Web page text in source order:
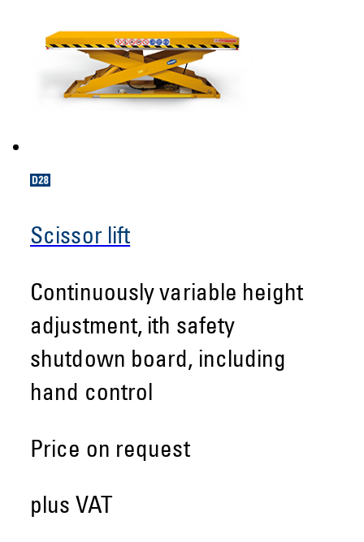
Scissor lift
Continuously variable height
adjustment, ith safety
shutdown board, including
hand control
Price on request
plus VAT